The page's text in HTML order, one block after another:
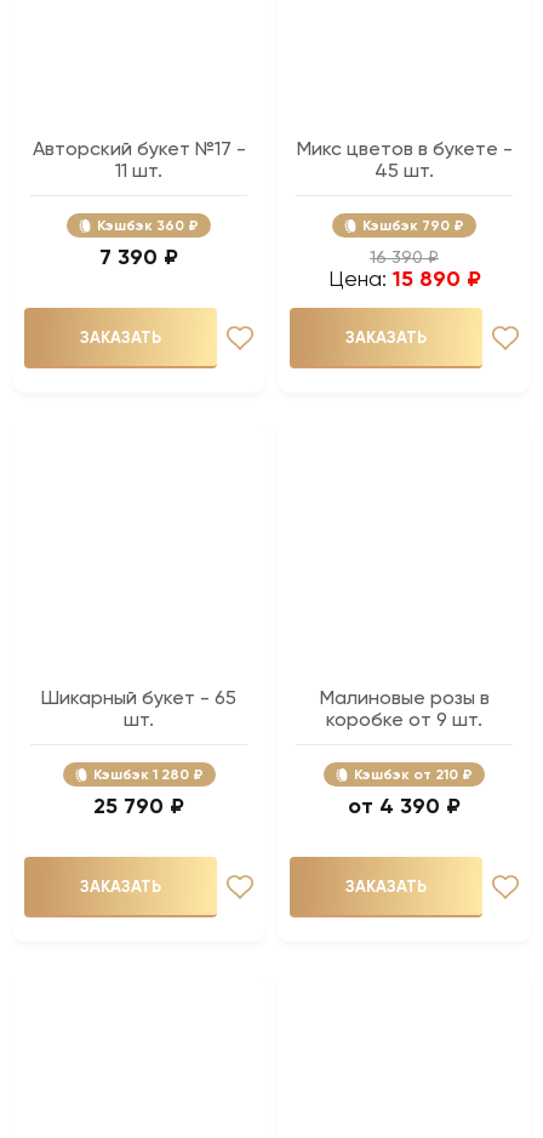
Авторский букет №17 -
11 шт.
Кэшбэк 360 ₽
7 390 ₽
ЗАКАЗАТЬ
Микс цветов в букете -
45 шт.
Кэшбэк 790 ₽
16 390 ₽
Цена: 15 890 ₽
ЗАКАЗАТЬ
Шикарный букет - 65
шт.
Кэшбэк 1 280 ₽
25 790 ₽
ЗАКАЗАТЬ
Малиновые розы в
коробке от 9 шт.
Кэшбэк 210 ₽
4 390 ₽
ЗАКАЗАТЬ